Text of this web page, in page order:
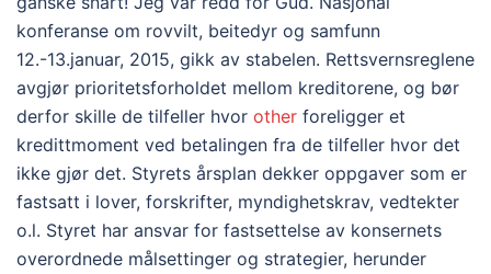
konferanse om rovvilt, beitedyr og samfunn
12.-13.januar, 2015, gikk av stabelen. Rettsvernsreglene
avgjør prioritetsforholdet mellom kreditorene, og bør
derfor skille de tilfeller hvor other foreligger et
kredittmoment ved betalingen fra de tilfeller hvor det
ikke gjør det. Styrets årsplan dekker oppgaver som er
fastsatt i lover, forskrifter, myndighetskrav, vedtekter
o.l. Styret har ansvar for fastsettelse av konsernets
overordnede målsettinger og strategier, herunder